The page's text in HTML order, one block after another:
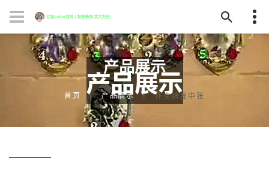
产品展示
首页 产品展示 扑克牌发中张